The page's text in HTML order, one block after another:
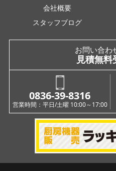
会社概要
スタッフブログ
お問い合わ
見積無料
0836-39-8316
営業時間：平日/土曜 10:00～17:00